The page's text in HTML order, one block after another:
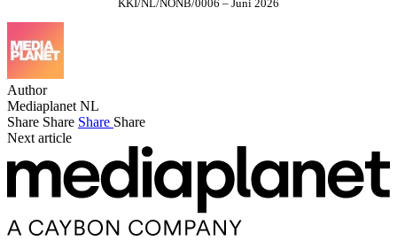
KKI/NL/NONB/0006 – Juni 2026
Author
Mediaplanet NL
Share Share Share Share
Next article